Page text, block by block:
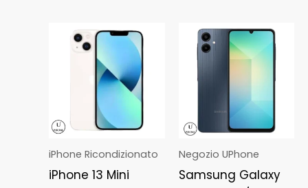
iPhone Ricondizionato
iPhone 13 Mini
Negozio UPhone
Samsung Galaxy